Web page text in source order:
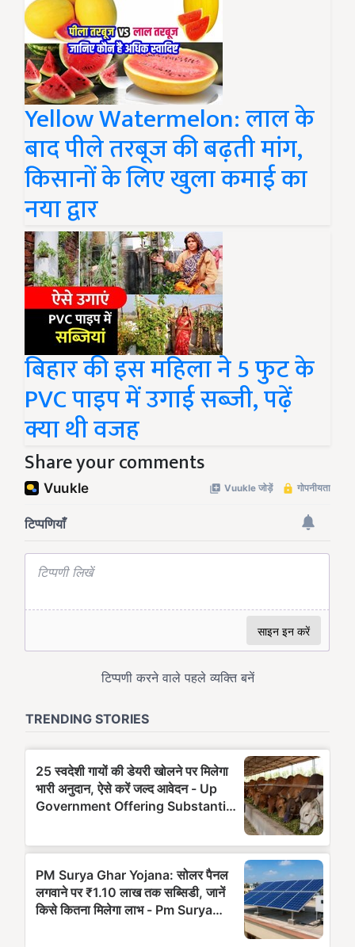
Yellow Watermelon: लाल के
बाद पीले तरबूज की बढ़ती मांग,
किसानों के लिए खुला कमाई का
नया द्वार
बिहार की इस महिला ने 5 फुट के
PVC पाइप में उगाई सब्जी, पढ़ें
क्या थी वजह
Share your comments